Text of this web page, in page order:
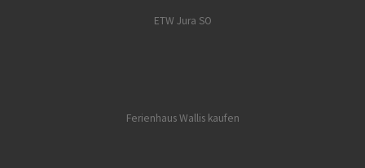
ETW Jura SO
Ferienhaus Wallis kaufen